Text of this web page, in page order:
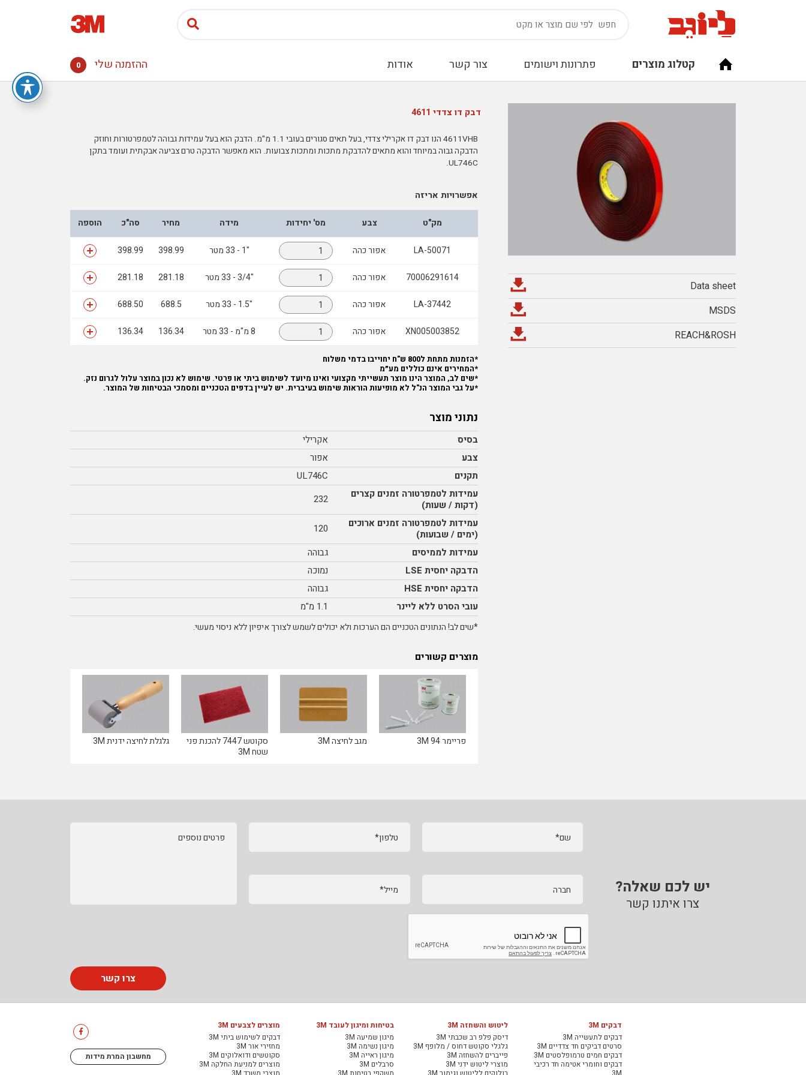
קטלוג מוצרים פתרונות וישומים צור קשר אודות ההזמנה שלי 0
דבק דו צדדי 4611
Data sheet
MSDS
REACH&ROSH
4611VHB הנו דבק דו אקרילי צדדי, בעל תאים סגורים בעובי 1.1 מ"מ. הדבק הוא בעל עמידות גבוהה לטמפרטורות וחוזק
הדבקה גבוה במיוחד והוא מתאים להדבקת מתכות ומתכות צבועות. הוא מאפשר הדבקה טרם צביעה אבקתית ועומד בתקן
UL746C.
אפשרויות אריזה
מק"ט צבע מס' יחידות מידה מחיר סה"כ הוספה
LA-50071 אפור כהה "1 - 33 מטר 398.99
398.99
70006291614 אפור כהה "3/4 - 33 מטר 281.18
281.18
LA-37442 אפור כהה "1.5 - 33 מטר 688.5
688.50
XN005003852 אפור כהה 8 מ"מ - 33 מטר 136.34
136.34
*הזמנות מתחת ל800 ש"ח יחוייבו בדמי משלוח
*המחירים אינם כוללים מע״מ
*שים לב, המוצר הינו מוצר תעשייתי מקצועי ואינו מיועד לשימוש ביתי או פרטי. שימוש לא נכון במוצר עלול לגרום נזק.
*על גבי המוצר הנ"ל לא מופיעות הוראות שימוש בעיברית. יש לעיין בדפים הטכניים ומסמכי הבטיחות של המוצר.
נתוני מוצר
בסיס
אקרילי
צבע
אפור
תקנים
UL746C
עמידות לטמפרטורה זמנים קצרים
(דקות / שעות)
232
עמידות לטמפרטורה זמנים ארוכים
(ימים / שבועות)
120
עמידות לממיסים
גבוהה
הדבקה יחסית LSE
נמוכה
הדבקה יחסית HSE
גבוהה
עובי הסרט ללא ליינר
1.1 מ"מ
*שים לב! הנתונים הטכניים הם הערכות ולא יכולים לשמש לצורך איפיון ללא ניסוי מעשי.
מוצרים קשורים
פריימר 94 3M מגב לחיצה 3M
סקוטש 7447 להכנת פני
שטח 3M
גלגלת לחיצה ידנית 3M
יש לכם שאלה?
צרו איתנו קשר
שם* טלפון*
חברה מייל*
פרטים נוספים
צרו קשר
דבקים 3M
דבקים לתעשייה 3M
סרטים דביקים חד צדדיים 3M
דבקים חמים טרמופלסטים 3M
דבקים וחומרי אטימה חד רכיבי
ליטוש והשחזה 3M
דיסק פלפ רב שכבתי 3M
גלגלי סקוטש דחוס / מלופף 3M
פייברים להשחזה 3M
מוצרי ליטוש ידני 3M
בטיחות ומיגון לעובד 3M
מיגון שמיעה 3M
מיגון נשימה 3M
מיגון ראייה 3M
סרבלים 3M
מוצרים לצבעים 3M
דבקים לשימוש ביתי 3M
מחזירי אור 3M
סקוטשים ודואלוקים 3M
מוצרים למניעת החלקה 3M
מחשבון המרת מידות